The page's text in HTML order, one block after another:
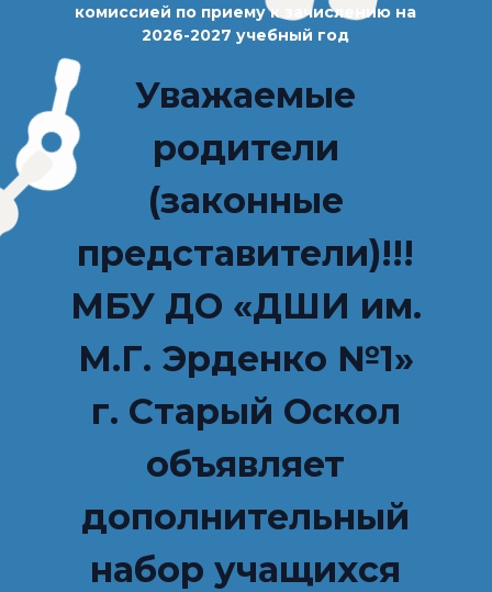
комиссией по приему к зачислению на
2026-2027 учебный год
Уважаемые
родители
(законные
представители)!!!
МБУ ДО «ДШИ им.
М.Г. Эрденко №1»
г. Старый Оскол
объявляет
дополнительный
набор учащихся